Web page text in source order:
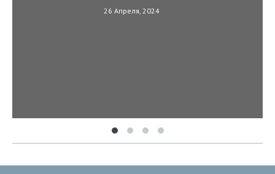
26 Апреля, 2024